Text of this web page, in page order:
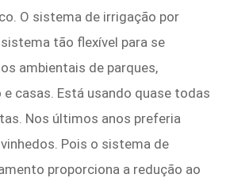
O sistema de irrigação por
tão flexível para se
ambientais de parques,
casas. Está usando quase todas
Nos últimos anos preferia
Pois o sistema de
proporciona a redução ao